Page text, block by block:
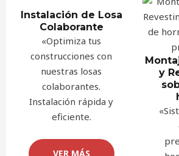
Instalación de Losa
Colaborante
«Optimiza tus
construcciones con
nuestras losas
colaborantes.
Instalación rápida y
eficiente.
VER MÁS
y